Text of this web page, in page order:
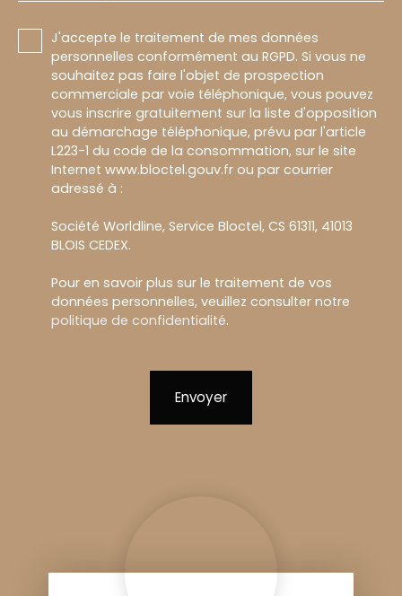
J'accepte le traitement de mes données
personnelles conformément au RGPD. Si vous ne
souhaitez pas faire l'objet de prospection
commerciale par voie téléphonique, vous pouvez
vous inscrire gratuitement sur la liste d'opposition
au démarchage téléphonique, prévu par l'article
L223-1 du code de la consommation, sur le site
Internet www.bloctel.gouv.fr ou par courrier
adressé à :
Société Worldline, Service Bloctel, CS 61311, 41013
BLOIS CEDEX.
Pour en savoir plus sur le traitement de vos
données personnelles, veuillez consulter notre
politique de confidentialité.
Envoyer